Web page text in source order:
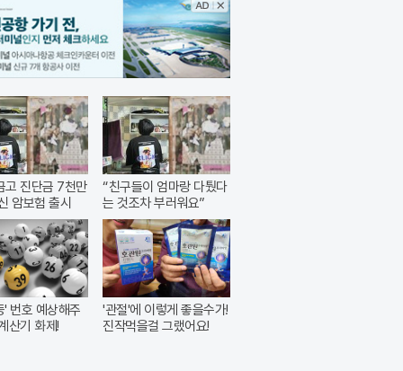
고 진단금 7천만
암보험 출시
“친구들이 엄마랑 다퉜다
는 것조차 부러워요”
' 번호 예상해주
산기 화제!
'관절'에 이렇게 좋을수가!
진작먹을걸 그랬어요!